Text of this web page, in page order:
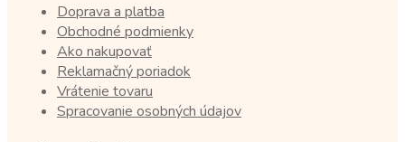
Doprava a platba
Obchodné podmienky
Ako nakupovať
Reklamačný poriadok
Vrátenie tovaru
Spracovanie osobných údajov